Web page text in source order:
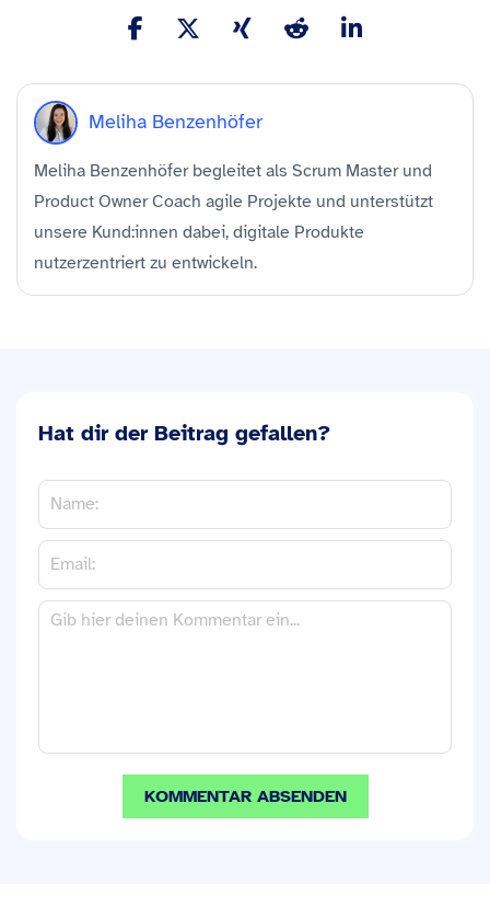
Meliha Benzenhöfer
Meliha Benzenhöfer begleitet als Scrum Master und
Product Owner Coach agile Projekte und unterstützt
unsere Kund:innen dabei, digitale Produkte
nutzerzentriert zu entwickeln.
Hat dir der Beitrag gefallen?